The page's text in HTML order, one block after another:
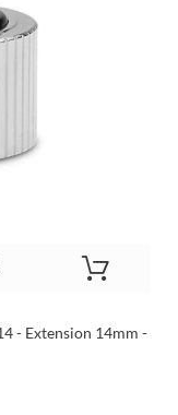
- Extension 14mm -